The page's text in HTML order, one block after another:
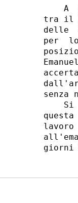
A
tra il
delle
per
senza
Si
lavoro